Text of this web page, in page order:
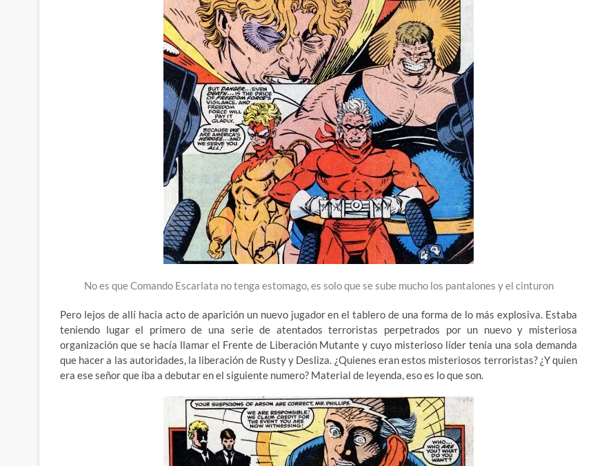
No es que Comando Escarlata no tenga estomago, es solo que se sube mucho los pantalones y el cinturon
Pero lejos de allí hacia acto de aparición un nuevo jugador en el tablero de una forma de lo más explosiva. Estaba
teniendo lugar el primero de una serie de atentados terroristas perpetrados por un nuevo y misteriosa
organización que se hacía llamar el Frente de Liberación Mutante y cuyo misterioso líder tenía una sola demanda
que hacer a las autoridades, la liberación de Rusty y Desliza. ¿Quienes eran estos misteriosos terroristas? ¿Y quien
era ese señor que iba a debutar en el siguiente numero? Material de leyenda, eso es lo que son.